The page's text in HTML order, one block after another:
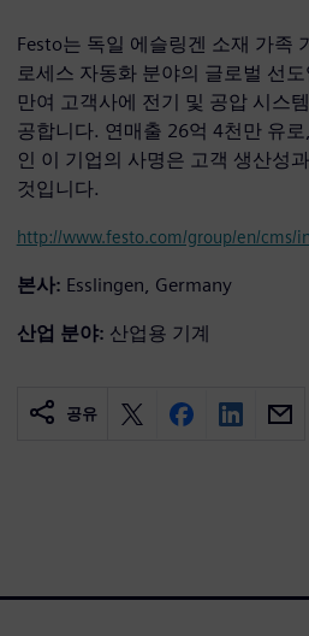
Festo는 독일 에슬링겐 소재 가족
로세스 자동화 분야의 글로벌 선
만여 고객사에 전기 및 공압 시스
공합니다. 연매출 26억 4천만 유
인 이 기업의 사명은 고객 생산성
것입니다.
http://www.festo.com/group/en/cms/
본사: Esslingen, Germany
산업 분야: 산업용 기계
공유